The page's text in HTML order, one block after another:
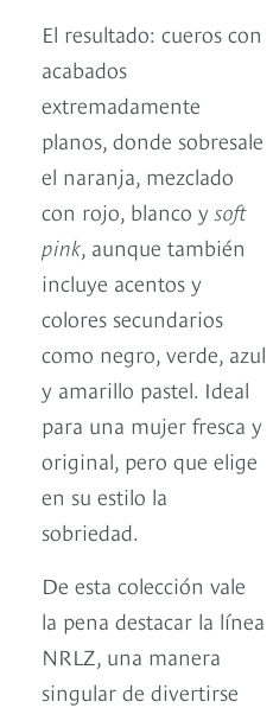
El resultado: cueros con
acabados
extremadamente
planos, donde sobresale
el naranja, mezclado
con rojo, blanco y soft
pink, aunque también
incluye acentos y
colores secundarios
como negro, verde, azul
y amarillo pastel. Ideal
para una mujer fresca y
original, pero que elige
en su estilo la
sobriedad.
De esta colección vale
la pena destacar la línea
NRLZ, una manera
singular de divertirse